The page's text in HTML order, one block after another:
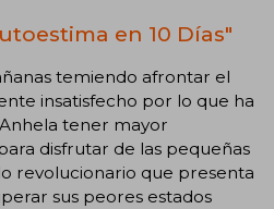
en 10 Días"
temiendo afrontar el
insatisfecho por lo que ha
tener mayor
disfrutar de las pequeñas
revolucionario que presenta
sus peores estados